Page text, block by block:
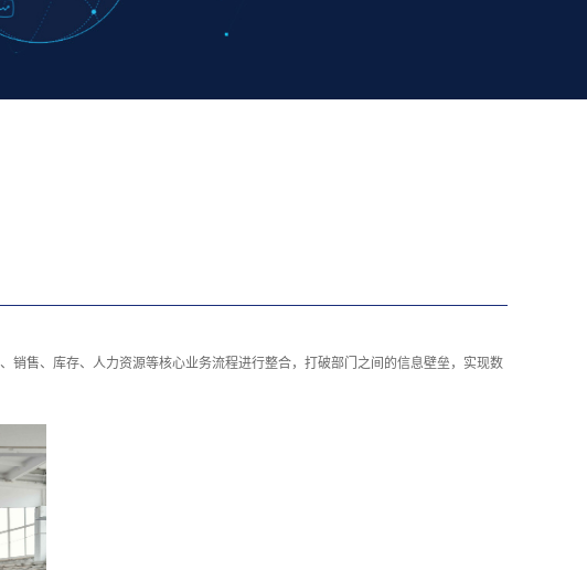
售、库存、人力资源等核心业务流程进行整合，打破部门之间的信息壁垒，实现数